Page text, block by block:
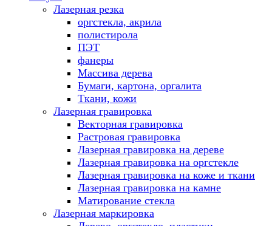
Лазерная резка
оргстекла, акрила
полистирола
ПЭТ
фанеры
Массива дерева
Бумаги, картона, оргалита
Ткани, кожи
Лазерная гравировка
Векторная гравировка
Растровая гравировка
Лазерная гравировка на дереве
Лазерная гравировка на оргстекле
Лазерная гравировка на коже и ткани
Лазерная гравировка на камне
Матирование стекла
Лазерная маркировка